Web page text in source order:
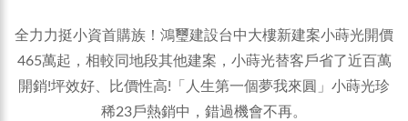
全力力挺小資首購族！鴻璽建設台中大樓新建案小蒔光開價
465萬起，相較同地段其他建案，小蒔光替客戶省了近百萬
開銷!坪效好、比價性高!「人生第一個夢我來圓」小蒔光珍
稀23戶熱銷中，錯過機會不再。